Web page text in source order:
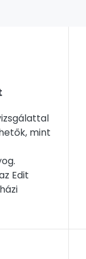
mint
Edit